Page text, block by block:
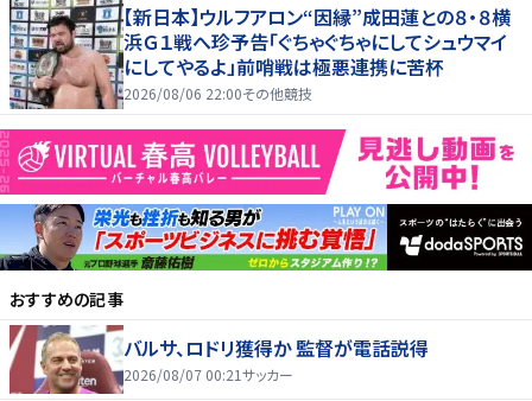
【新日本】ウルフアロン“因縁”成田蓮との８・８横
浜Ｇ１戦へ珍予告「ぐちゃぐちゃにしてシュウマイ
にしてやるよ」前哨戦は極悪連携に苦杯
2026/08/06 22:00その他競技
おすすめの記事
バルサ、ロドリ獲得か 監督が電話説得
2026/08/07 00:21サッカー